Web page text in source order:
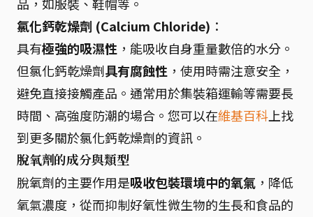
氯化鈣乾燥劑 (Calcium Chloride) ：
具有極強的吸濕性 ，能吸收自身重量數倍的水分。
但氯化鈣乾燥劑具有腐蝕性 ，使用時需注意安全，
避免直接接觸產品。通常用於集裝箱運輸等需要長
時間、高強度防潮的場合。您可以在維基百科 上找
到更多關於氯化鈣乾燥劑的資訊。
脫氧劑的成分與類型
脫氧劑的主要作用是吸收包裝環境中的氧氣 ，降低
氧氣濃度，從而抑制好氧性微生物的生長和食品的